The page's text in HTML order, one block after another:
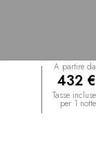
A partire da
432 €
Tasse incluse
per 1 notte